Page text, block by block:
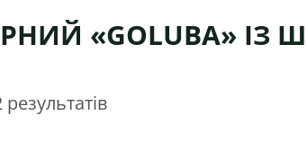
«GOLUBA»